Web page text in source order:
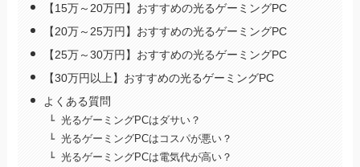
【15万～20万円】おすすめの光るゲーミングPC
【20万～25万円】おすすめの光るゲーミングPC
【25万～30万円】おすすめの光るゲーミングPC
【30万円以上】おすすめの光るゲーミングPC
よくある質問
光るゲーミングPCはダサい？
光るゲーミングPCはコスパが悪い？
光るゲーミングPCは電気代が高い？